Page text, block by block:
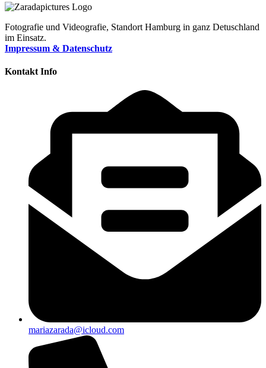
Fotografie und Videografie, Standort Hamburg in ganz Detuschland
im Einsatz.
Impressum & Datenschutz
Kontakt Info
mariazarada@icloud.com